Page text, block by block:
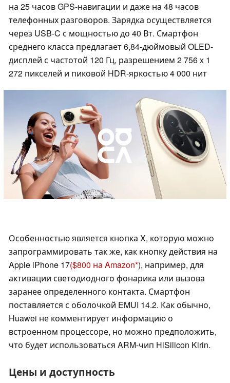
на 25 часов GPS-навигации и даже на 48 часов
телефонных разговоров. Зарядка осуществляется
через USB-C с мощностью до 40 Вт. Смартфон
среднего класса предлагает 6,84-дюймовый OLED-
дисплей с частотой 120 Гц, разрешением 2 756 x 1
272 пикселей и пиковой HDR-яркостью 4 000 нит
Особенностью является кнопка X, которую можно
запрограммировать так же, как кнопку действия на
Apple iPhone 17($800 на Amazon ), например, для
активации светодиодного фонарика или вызова
заранее определенного контакта. Смартфон
поставляется с оболочкой EMUI 14.2. Как обычно,
Huawei не комментирует информацию о
встроенном процессоре, но можно предположить,
что будет использоваться ARM-чип HiSilicon Kirin.
Цены и доступность